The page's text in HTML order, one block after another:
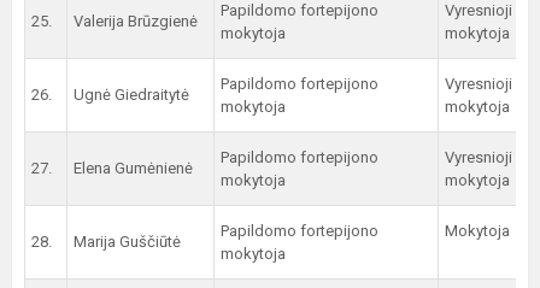
25. Valerija Brūzgienė
Papildomo fortepijono
mokytoja
Vyresnioji
mokytoja
26. Ugnė Giedraitytė
Papildomo fortepijono
mokytoja
Vyresnioji
mokytoja
27. Elena Gumėnienė
Papildomo fortepijono
mokytoja
Vyresnioji
mokytoja
28. Marija Guščiūtė
Papildomo fortepijono
mokytoja
Mokytoja